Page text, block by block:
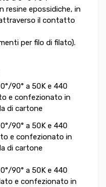
resine epossidiche, in
il contatto
per filo di filato).
90° a 50K e 440
e confezionato in
di cartone
90° a 50K e 440
e confezionato in
di cartone
90° a 50K e 440
e confezionato in